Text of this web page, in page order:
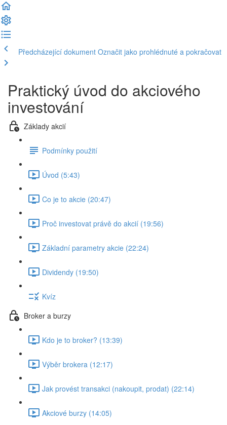
Předcházející dokument Označit jako prohlédnuté a pokračovat
Praktický úvod do akciového
investování
Základy akcií
Podmínky použití
Úvod (5:43)
Co je to akcie (20:47)
Proč investovat právě do akcií (19:56)
Základní parametry akcie (22:24)
Dividendy (19:50)
Kvíz
Broker a burzy
Kdo je to broker? (13:39)
Výběr brokera (12:17)
Jak provést transakci (nakoupit, prodat) (22:14)
Akciové burzy (14:05)